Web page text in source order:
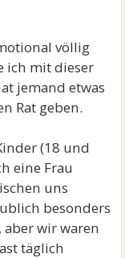
völlig
ich mit dieser
jemand etwas
Rat geben.
(18 und
eine Frau
uns
besonders
wir waren
täglich